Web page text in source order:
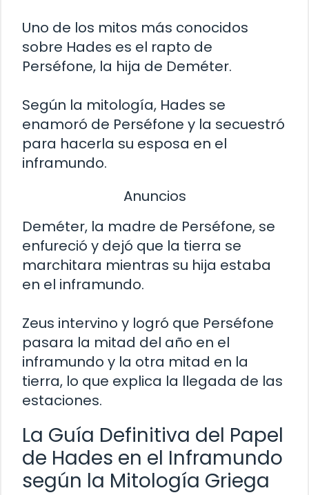
Uno de los mitos más conocidos
sobre Hades es el rapto de
Perséfone, la hija de Deméter.
Según la mitología, Hades se
enamoró de Perséfone y la secuestró
para hacerla su esposa en el
inframundo.
Anuncios
Deméter, la madre de Perséfone, se
enfureció y dejó que la tierra se
marchitara mientras su hija estaba
en el inframundo.
Zeus intervino y logró que Perséfone
pasara la mitad del año en el
inframundo y la otra mitad en la
tierra, lo que explica la llegada de las
estaciones.
La Guía Definitiva del Papel
de Hades en el Inframundo
según la Mitología Griega